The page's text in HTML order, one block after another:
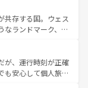
、プロヴァンスの
しみ方が可能だ。さ
ており、どの街角に
なる文化を体験で
情報はコンテンツ一覧
ることがない。ベ
アルプスの絶景、そ
風景は必見。ビール
新着の
てほしい。
共存する国。ウェス
なランドマーク、歴
雅なアフタヌーン
国パブ、サッカー観
豊富。イギリスを旅
が、運行時刻が正確
も安心して個人旅行